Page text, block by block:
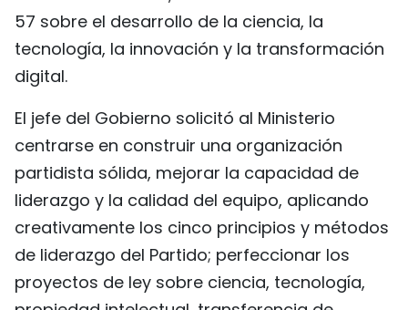
57 sobre el desarrollo de la ciencia, la
tecnología, la innovación y la transformación
digital.
El jefe del Gobierno solicitó al Ministerio
centrarse en construir una organización
partidista sólida, mejorar la capacidad de
liderazgo y la calidad del equipo, aplicando
creativamente los cinco principios y métodos
de liderazgo del Partido; perfeccionar los
proyectos de ley sobre ciencia, tecnología,